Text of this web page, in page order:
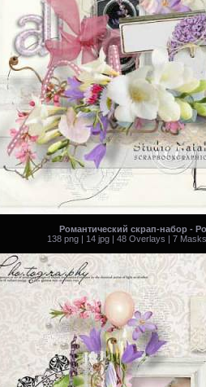
Романтический скрап-набор -
138 png | 14 jpg | 48 Overlays | 7